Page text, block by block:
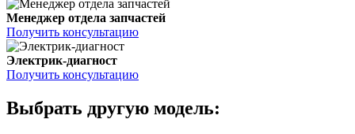
Менеджер отдела запчастей
Получить консультацию
Электрик-диагност
Получить консультацию
Выбрать другую модель: